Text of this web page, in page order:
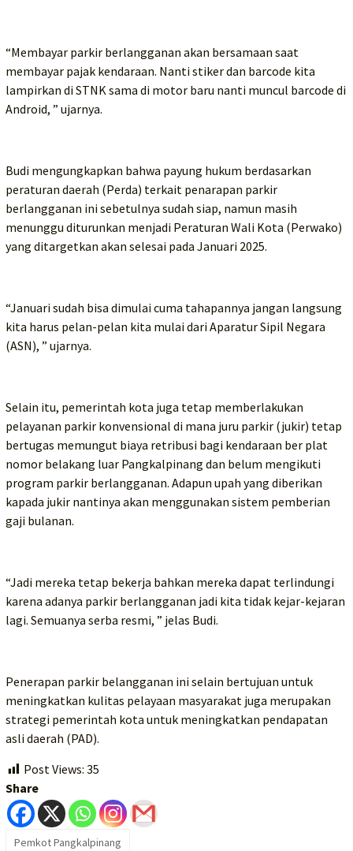
“Membayar parkir berlangganan akan bersamaan saat
membayar pajak kendaraan. Nanti stiker dan barcode kita
lampirkan di STNK sama di motor baru nanti muncul barcode di
Android, ” ujarnya.
Budi mengungkapkan bahwa payung hukum berdasarkan
peraturan daerah (Perda) terkait penarapan parkir
berlangganan ini sebetulnya sudah siap, namun masih
menunggu diturunkan menjadi Peraturan Wali Kota (Perwako)
yang ditargetkan akan selesai pada Januari 2025.
“Januari sudah bisa dimulai cuma tahapannya jangan langsung
kita harus pelan-pelan kita mulai dari Aparatur Sipil Negara
(ASN), ” ujarnya.
Selain itu, pemerintah kota juga tetap memberlakukan
pelayanan parkir konvensional di mana juru parkir (jukir) tetap
bertugas memungut biaya retribusi bagi kendaraan ber plat
nomor belakang luar Pangkalpinang dan belum mengikuti
program parkir berlangganan. Adapun upah yang diberikan
kapada jukir nantinya akan menggunakan sistem pemberian
gaji bulanan.
“Jadi mereka tetap bekerja bahkan mereka dapat terlindungi
karena adanya parkir berlangganan jadi kita tidak kejar-kejaran
lagi. Semuanya serba resmi, ” jelas Budi.
Penerapan parkir belangganan ini selain bertujuan untuk
meningkatkan kulitas pelayaan masyarakat juga merupakan
strategi pemerintah kota untuk meningkatkan pendapatan
asli daerah (PAD).
Post Views: 35
Share
Pemkot Pangkalpinang